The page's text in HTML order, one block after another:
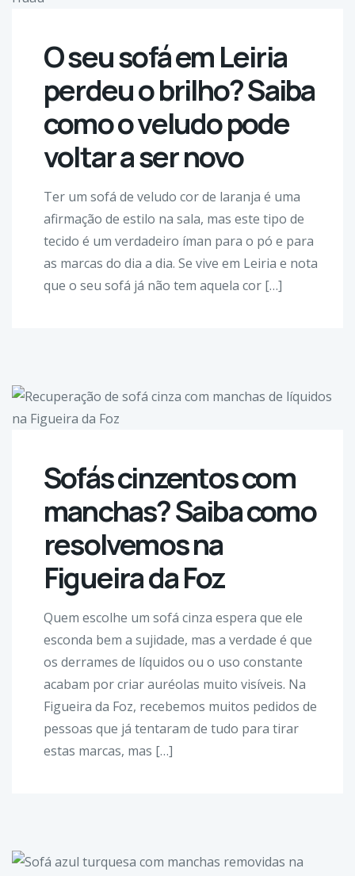
O seu sofá em Leiria
perdeu o brilho? Saiba
como o veludo pode
voltar a ser novo
Ter um sofá de veludo cor de laranja é uma
afirmação de estilo na sala, mas este tipo de
tecido é um verdadeiro íman para o pó e para
as marcas do dia a dia. Se vive em Leiria e nota
que o seu sofá já não tem aquela cor […]
Sofás cinzentos com
manchas? Saiba como
resolvemos na
Figueira da Foz
Quem escolhe um sofá cinza espera que ele
esconda bem a sujidade, mas a verdade é que
os derrames de líquidos ou o uso constante
acabam por criar auréolas muito visíveis. Na
Figueira da Foz, recebemos muitos pedidos de
pessoas que já tentaram de tudo para tirar
estas marcas, mas […]